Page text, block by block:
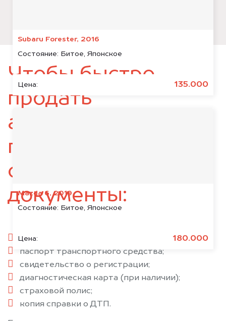
Subaru Forester, 2016
Состояние: Битое, Японское
Цена: 135.000
Mazda 6, 2019
Состояние: Битое, Японское
Цена: 180.000
Чтобы быстро
продать
автомобиль,
подготовьте
следующие
документы:
паспорт гражданина РФ;
паспорт транспортного средства;
свидетельство о регистрации;
диагностическая карта (при наличии);
страховой полис;
копия справки о ДТП.